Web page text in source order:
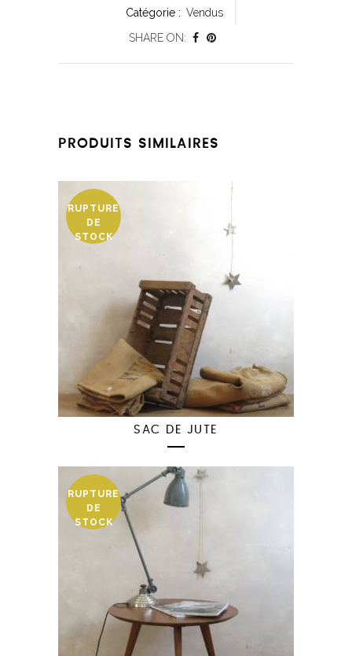
Catégorie : Vendus
SHARE ON:
PRODUITS SIMILAIRES
RUPTURE
DE
STOCK
SAC DE JUTE
RUPTURE
DE
STOCK